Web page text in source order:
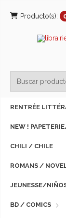
Producto(s):
RENTRÉE
NEW !
CHILI / CHILE
ROMANS /
JEUNESSE/
BD / COMICS